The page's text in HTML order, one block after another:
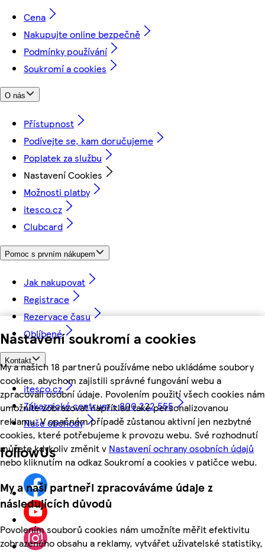
Nastavení soukromí a cookies
My a našich 18 partnerů používáme nebo ukládáme soubory
cookies, abychom zajistili správné fungování webu a
zpracovali osobní údaje. Povolením použití všech cookies nám
umožníte zobrazovat například také personalizovanou
reklamu. V opačném případě zůstanou aktivní jen nezbytné
cookies, které potřebujeme k provozu webu. Své rozhodnutí
můžete kdykoliv změnit v Nastavení ochrany osobních údajů
nebo kliknutím na odkaz Soukromí a cookies v patičce webu.
My a naši partneři zpracováváme údaje z
následujících důvodů
Povolením souborů cookies nám umožníte měřit efektivitu
zobrazeného obsahu a reklamy, vytvářet uživatelské statistiky,
Cena
Nakupujte online bezpečně
Podmínky používání
Soukromí a cookies
O nás
Přístupnost
Podívejte se, kam doručujeme
Poplatek za službu
Nastavení Cookies
Možnosti platby
itesco.cz
Clubcard
Pomoc s prvním nákupem
Jak nakupovat
Registrace
Rezervace času
Oblíbené
Kontakt
itesco.cz
Zákaznické centrum - 800 222 555
Naše obchody
followUs